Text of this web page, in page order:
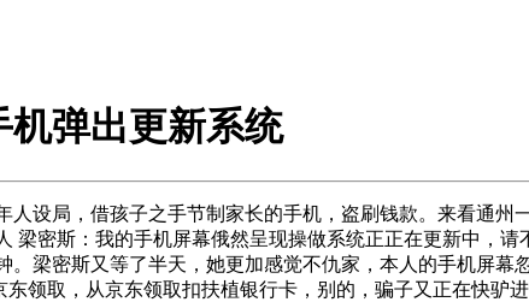
弹出更新系统
局，借孩子之手节制家长的手机，盗刷钱款。来看通州
梁密斯：我的手机屏幕俄然呈现操做系统正正在更新中，
梁密斯又等了半天，她更加感觉不仇家，本人的手机屏
领取，从京东领取扣扶植银行卡，别的，骗子又正在快驴